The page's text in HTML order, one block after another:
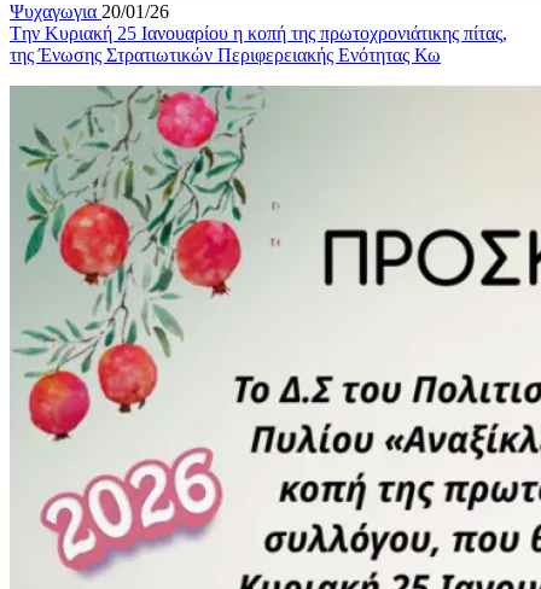
Ψυχαγωγια 20/01/26
Tην Κυριακή 25 Ιανουαρίου η κοπή της πρωτοχρονιάτικης πίτας,
της Ένωσης Στρατιωτικών Περιφερειακής Ενότητας Κω